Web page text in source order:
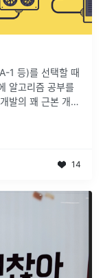
1 등)를 선택할 때
알고리즘 공부를
발의 꽤 근본 개념
14